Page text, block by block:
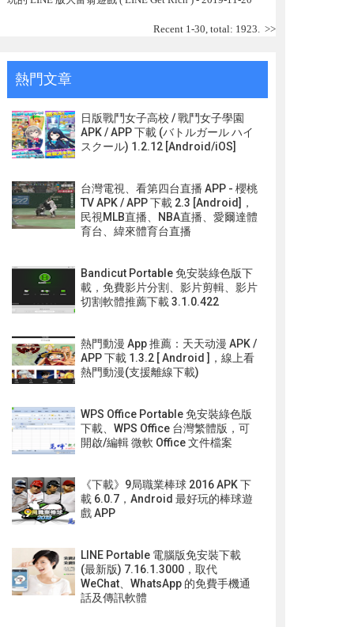
Recent 1-30, total: 1923. >>
熱門文章
日版戰鬥女子高校 / 戰鬥女子學園
APK / APP 下載 (バトルガール ハイ
スクール) 1.2.12 [Android/iOS]
台灣電視、看第四台直播 APP - 櫻桃
TV APK / APP 下載 2.3 [Android]，
民視MLB直播、NBA直播、愛爾達體
育台、緯來體育台直播
Bandicut Portable 免安裝綠色版下
載，免費影片分割、影片剪輯、影片
切割軟體推薦下載 3.1.0.422
熱門動漫 App 推薦：天天动漫 APK /
APP 下載 1.3.2 [ Android ]，線上看
熱門動漫(支援離線下載)
WPS Office Portable 免安裝綠色版
下載、WPS Office 台灣繁體版，可
開啟/編輯 微軟 Office 文件檔案
《下載》9局職業棒球 2016 APK 下
載 6.0.7，Android 最好玩的棒球遊
戲 APP
LINE Portable 電腦版免安裝下載
(最新版) 7.16.1.3000，取代
WeChat、WhatsApp 的免費手機通
話及傳訊軟體